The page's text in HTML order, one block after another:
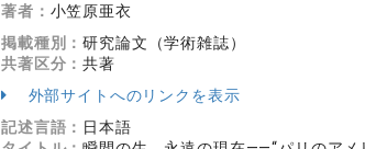
著者： 小笠原亜衣
掲載種別：研究論文（学術雑誌）
共著区分：共著
外部サイトへのリンクを表示
記述言語： 日本語